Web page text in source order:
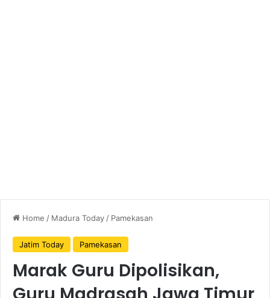
Home / Madura Today / Pamekasan
Jatim Today Pamekasan
Marak Guru Dipolisikan,